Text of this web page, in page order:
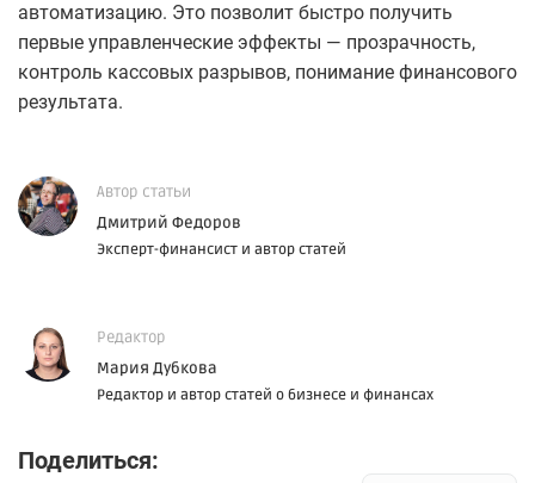
автоматизацию. Это позволит быстро получить
первые управленческие эффекты — прозрачность,
контроль кассовых разрывов, понимание финансового
результата.
Автор статьи
Дмитрий Федоров
Эксперт-финансист и автор статей
Редактор
Мария Дубкова
Редактор и автор статей о бизнесе и финансах
Поделиться: